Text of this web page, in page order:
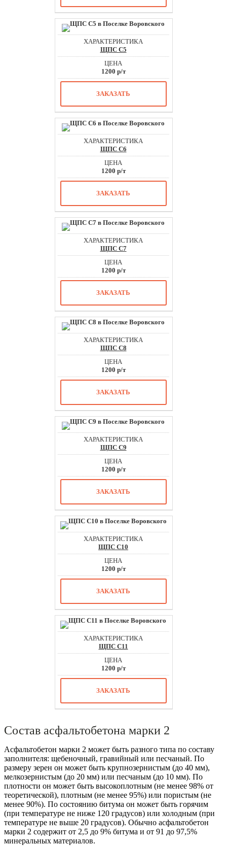
ЩПС С5
1200 р/т
ЗАКАЗАТЬ
ЩПС С6
1200 р/т
ЗАКАЗАТЬ
ЩПС С7
1200 р/т
ЗАКАЗАТЬ
ЩПС С8
1200 р/т
ЗАКАЗАТЬ
ЩПС С9
1200 р/т
ЗАКАЗАТЬ
ЩПС С10
1200 р/т
ЗАКАЗАТЬ
ЩПС С11
1200 р/т
ЗАКАЗАТЬ
Состав асфальтобетона марки 2
Асфальтобетон марки 2 может быть разного типа по составу
заполнителя: щебеночный, гравийный или песчаный. По
размеру зерен он может быть крупнозернистым (до 40 мм),
мелкозернистым (до 20 мм) или песчаным (до 10 мм). По
плотности он может быть высокоплотным (не менее 98% от
теоретической), плотным (не менее 95%) или пористым (не
менее 90%). По состоянию битума он может быть горячим
(при температуре не ниже 120 градусов) или холодным (при
температуре не выше 20 градусов). Обычно асфальтобетон
марки 2 содержит от 2,5 до 9% битума и от 91 до 97,5%
минеральных материалов.